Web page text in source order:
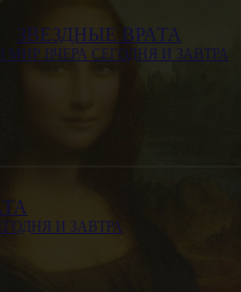
ЗВЕЗДНЫЕ ВРАТА
ВЧЕРА СЕГОДНЯ И ЗАВТРА
И ЗАВТРА